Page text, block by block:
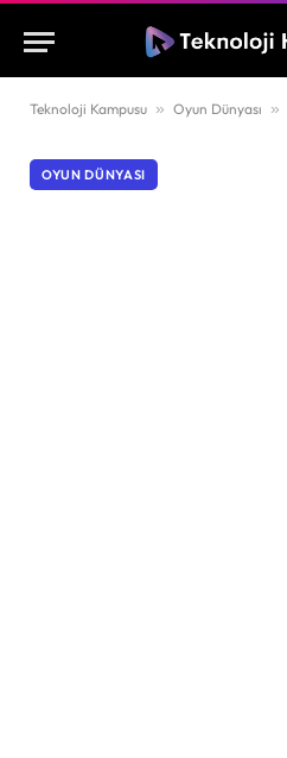
Teknoloji Kampusu » Oyun Dünyası »
OYUN DÜNYASI